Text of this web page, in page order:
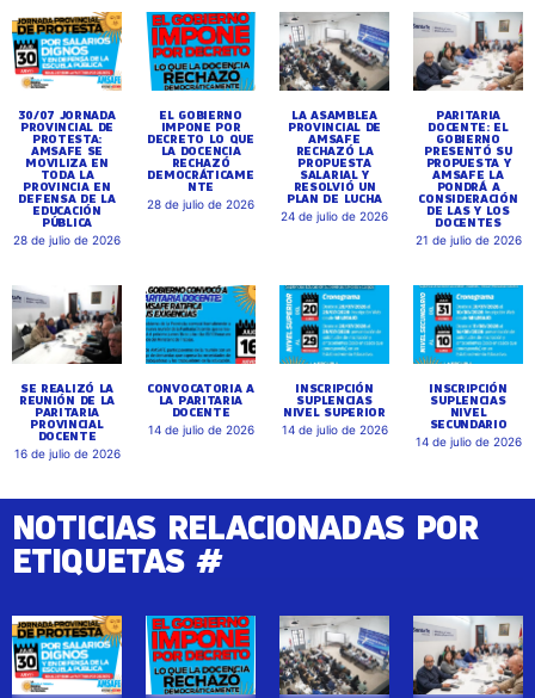
30/07 JORNADA
PROVINCIAL DE
PROTESTA:
AMSAFE SE
MOVILIZA EN
TODA LA
PROVINCIA EN
DEFENSA DE LA
EDUCACIÓN
PÚBLICA
28 de julio de 2026
EL GOBIERNO
IMPONE POR
DECRETO LO QUE
LA DOCENCIA
RECHAZÓ
DEMOCRÁTICAME
NTE
28 de julio de 2026
LA ASAMBLEA
PROVINCIAL DE
AMSAFE
RECHAZÓ LA
PROPUESTA
SALARIAL Y
RESOLVIÓ UN
PLAN DE LUCHA
24 de julio de 2026
PARITARIA
DOCENTE: EL
GOBIERNO
PRESENTÓ SU
PROPUESTA Y
AMSAFE LA
PONDRÁ A
CONSIDERACIÓN
DE LAS Y LOS
DOCENTES
21 de julio de 2026
SE REALIZÓ LA
REUNIÓN DE LA
PARITARIA
PROVINCIAL
DOCENTE
16 de julio de 2026
CONVOCATORIA A
LA PARITARIA
DOCENTE
14 de julio de 2026
INSCRIPCIÓN
SUPLENCIAS
NIVEL SUPERIOR
14 de julio de 2026
INSCRIPCIÓN
SUPLENCIAS
NIVEL
SECUNDARIO
14 de julio de 2026
NOTICIAS RELACIONADAS POR
ETIQUETAS #